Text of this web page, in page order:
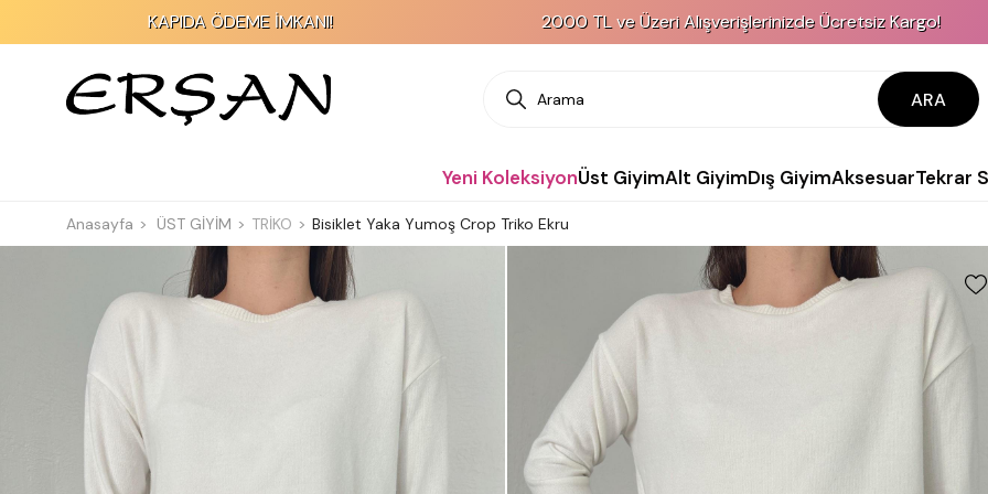
KAPIDA ÖDEME İMKANI! 2000 TL ve Üzeri Alışverişlerinizde Ücretsiz Kargo!
ARA
Yeni KoleksiyonÜst GiyimAlt GiyimDış GiyimAksesuarTekrar
Anasayfa ÜST GİYİM TRİKO Bisiklet Yaka Yumoş Crop Triko Ekru